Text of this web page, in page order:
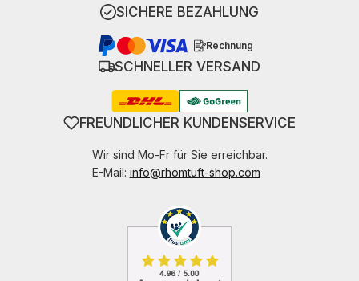
SICHERE BEZAHLUNG
Rechnung
SCHNELLER VERSAND
FREUNDLICHER KUNDENSERVICE
Wir sind Mo-Fr für Sie erreichbar.
E-Mail: info@rhomtuft-shop.com